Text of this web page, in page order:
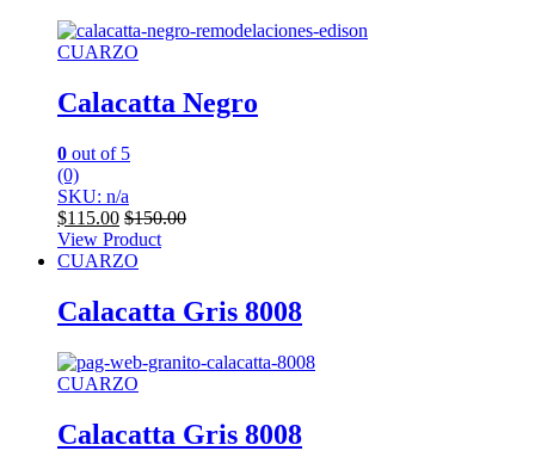
CUARZO
Calacatta Negro
0 out of 5
(0)
SKU: n/a
$115.00 $150.00
View Product
CUARZO
Calacatta Gris 8008
CUARZO
Calacatta Gris 8008